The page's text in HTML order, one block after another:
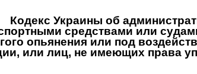
Кодекс Украины об
средствами или
опьянения или под
или лиц, не имеющих права